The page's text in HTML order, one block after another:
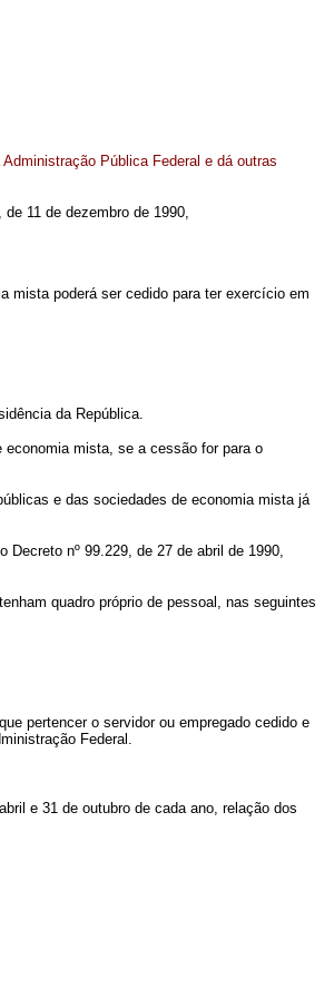
Pública Federal e dá outras
11 de dezembro de 1990,
poderá ser cedido para ter exercício em
da República.
mista, se a cessão for para o
e das sociedades de economia mista já
nº 99.229, de 27 de abril de 1990,
quadro próprio de pessoal, nas seguintes
pertencer o servidor ou empregado cedido e
Federal.
e 31 de outubro de cada ano, relação dos